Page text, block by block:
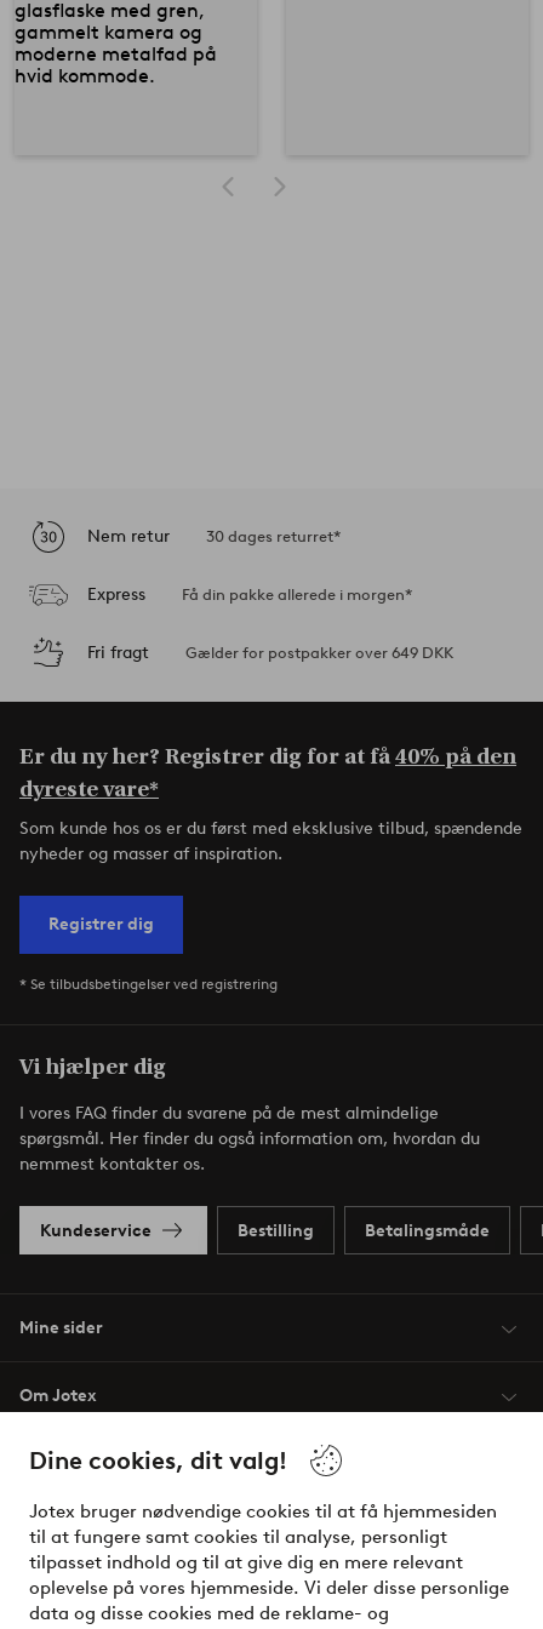
Dine cookies, dit valg!
Jotex bruger nødvendige cookies til at få hjemmesiden
til at fungere samt cookies til analyse, personligt
tilpasset indhold og til at give dig en mere relevant
oplevelse på vores hjemmeside. Vi deler disse personlige
data og disse cookies med de reklame- og
Nem retur 30 dages returret*
Express Få din pakke allerede i morgen*
Fri fragt Gælder for postpakker over 649 DKK
Er du ny her? Registrer dig for at få40% på den
dyreste vare*
Som kunde hos os er du først med eksklusive tilbud, spændende
nyheder og masser af inspiration.
Registrer dig
* Se tilbudsbetingelser ved registrering
Vi hjælper dig
I vores FAQ finder du svarene på de mest almindelige
spørgsmål. Her finder du også information om, hvordan du
nemmest kontakter os.
Kundeservice Bestilling Betalingsmåde
Mine sider
Om Jotex
Vilkår
Venner